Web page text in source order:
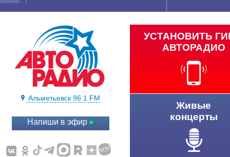
Альметьевск 96.1 FM
Напиши в эфир
УСТАНОВИТЬ
АВТОРАДИО
Живые
концерты